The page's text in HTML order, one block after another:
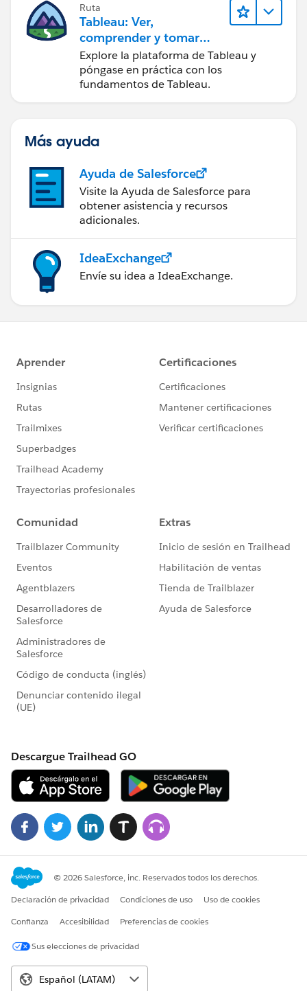
Ruta
Tableau: Ver,
comprender y tomar
medidas a partir de los
datos
Explore la plataforma de Tableau y
póngase en práctica con los
fundamentos de Tableau.
Más ayuda
Ayuda de Salesforce
Visite la Ayuda de Salesforce para
obtener asistencia y recursos
adicionales.
IdeaExchange
Envíe su idea a IdeaExchange.